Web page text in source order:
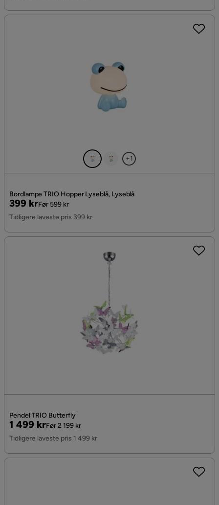
+1
Bordlampe TRIO Hopper Lyseblå, Lyseblå
Pris
399 kr
Original
Pris
Før 599 kr
Tidligere laveste pris 399 kr
Pendel TRIO Butterfly
Pris
1 499 kr
Original
Pris
Før 2 199 kr
Tidligere laveste pris 1 499 kr